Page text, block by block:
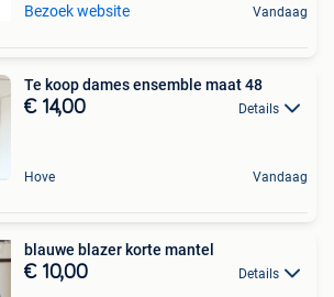
Bezoek website Vandaag
Te koop dames ensemble maat 48
€ 14,00 Details
Hove Vandaag
blauwe blazer korte mantel
€ 10,00 Details